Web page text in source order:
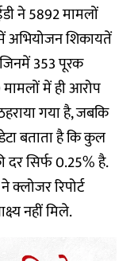
ने 5892 मामलों
अभियोजन शिकायतें
353 पूरक
में ही आरोप
गया है, जबकि
बताता है कि कुल
दर सिर्फ 0.25% है.
रिपोर्ट
नहीं मिले.